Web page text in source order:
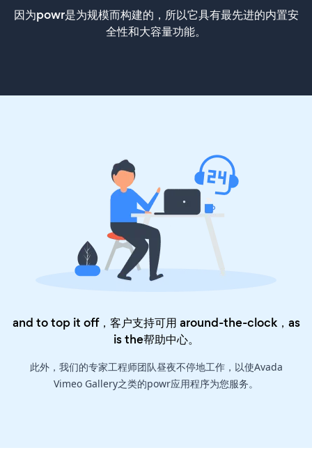
因为powr是为规模而构建的，所以它具有最先进的内置安
全性和大容量功能。
and to top it off，客户支持可用 around-the-clock，as
is the帮助中心。
此外，我们的专家工程师团队昼夜不停地工作，以使Avada
Vimeo Gallery之类的powr应用程序为您服务。